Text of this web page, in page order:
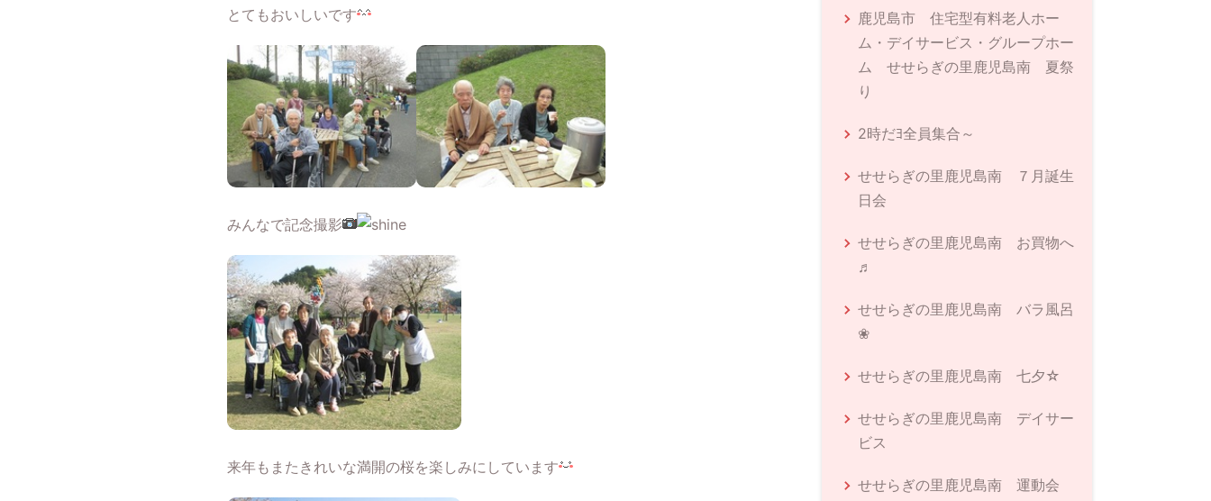
とてもおいしいです
みんなで記念撮影
来年もまたきれいな満開の桜を楽しみにしています
鹿児島市 住宅型有料老人ホー
ム・デイサービス・グループホー
ム せせらぎの里鹿児島南 夏祭
り
2時だﾖ全員集合～
せせらぎの里鹿児島南 ７月誕生
日会
せせらぎの里鹿児島南 お買物へ
♬
せせらぎの里鹿児島南 バラ風呂
❀
せせらぎの里鹿児島南 七夕☆
せせらぎの里鹿児島南 デイサー
ビス
せせらぎの里鹿児島南 運動会